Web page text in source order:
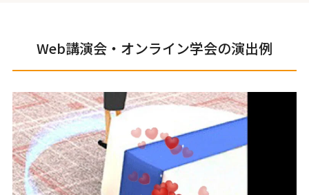
Web講演会・オンライン学会の演出例